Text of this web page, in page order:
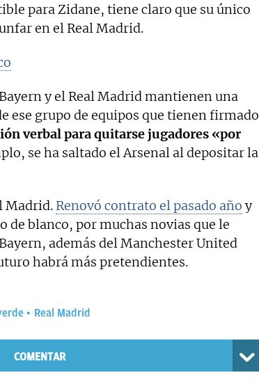
para Zidane, tiene claro que su único
en el Real Madrid.
y el Real Madrid mantienen una
ese grupo de equipos que tienen firmado
verbal para quitarse jugadores «por
se ha saltado el Arsenal al depositar la
Madrid. Renovó contrato el pasado año y
de blanco, por muchas novias que le
además del Manchester United
habrá más pretendientes.
Real Madrid
COMENTAR